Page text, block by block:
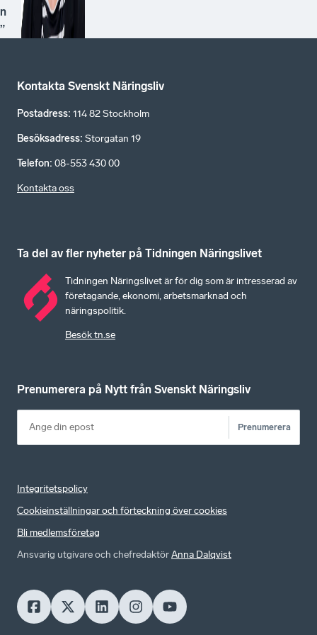
n
”
Kontakta Svenskt Näringsliv
Postadress: 114 82 Stockholm
Besöksadress: Storgatan 19
Telefon: 08-553 430 00
Kontakta oss
Ta del av fler nyheter på Tidningen Näringslivet
Tidningen Näringslivet är för dig som är intresserad av
företagande, ekonomi, arbetsmarknad och
näringspolitik.
Besök tn.se
Prenumerera på Nytt från Svenskt Näringsliv
Prenumerera
Integritetspolicy
Cookieinställningar och förteckning över cookies
Bli medlemsföretag
Ansvarig utgivare och chefredaktörAnna Dalqvist